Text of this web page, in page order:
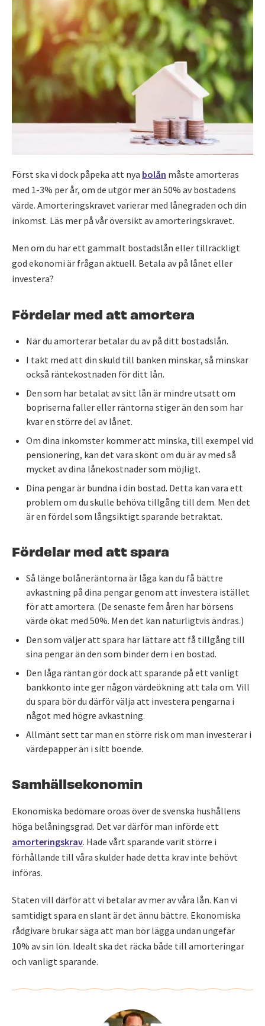
Först ska vi dock påpeka att nya bolån måste amorteras
med 1-3% per år, om de utgör mer än 50% av bostadens
värde. Amorteringskravet varierar med lånegraden och din
inkomst. Läs mer på vår översikt av amorteringskravet.
Men om du har ett gammalt bostadslån eller tillräckligt
god ekonomi är frågan aktuell. Betala av på lånet eller
investera?
Fördelar med att amortera
När du amorterar betalar du av på ditt bostadslån.
I takt med att din skuld till banken minskar, så minskar
också räntekostnaden för ditt lån.
Den som har betalat av sitt lån är mindre utsatt om
bopriserna faller eller räntorna stiger än den som har
kvar en större del av lånet.
Om dina inkomster kommer att minska, till exempel vid
pensionering, kan det vara skönt om du är av med så
mycket av dina lånekostnader som möjligt.
Dina pengar är bundna i din bostad. Detta kan vara ett
problem om du skulle behöva tillgång till dem. Men det
är en fördel som långsiktigt sparande betraktat.
Fördelar med att spara
Så länge bolåneräntorna är låga kan du få bättre
avkastning på dina pengar genom att investera istället
för att amortera. (De senaste fem åren har börsens
värde ökat med 50%. Men det kan naturligtvis ändras.)
Den som väljer att spara har lättare att få tillgång till
sina pengar än den som binder dem i en bostad.
Den låga räntan gör dock att sparande på ett vanligt
bankkonto inte ger någon värdeökning att tala om. Vill
du spara bör du därför välja att investera pengarna i
något med högre avkastning.
Allmänt sett tar man en större risk om man investerar i
värdepapper än i sitt boende.
Samhällsekonomin
Ekonomiska bedömare oroas över de svenska hushållens
höga belåningsgrad. Det var därför man införde ett
amorteringskrav. Hade vårt sparande varit större i
förhållande till våra skulder hade detta krav inte behövt
införas.
Staten vill därför att vi betalar av mer av våra lån. Kan vi
samtidigt spara en slant är det ännu bättre. Ekonomiska
rådgivare brukar säga att man bör lägga undan ungefär
10% av sin lön. Idealt ska det räcka både till amorteringar
och vanligt sparande.